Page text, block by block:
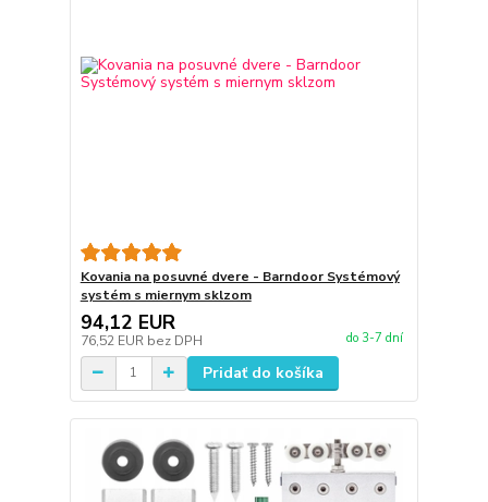
Kovania na posuvné dvere - Barndoor Systémový
systém s miernym sklzom
94,12 EUR
76,52 EUR bez DPH do 3-7 dní
Pridať do košíka